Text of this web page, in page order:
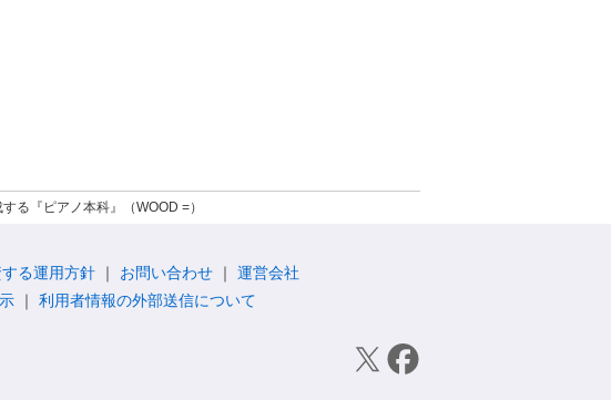
る『ピアノ本科』（WOOD =）
る運用方針 お問い合わせ
運営会社
利用者情報の外部送信について